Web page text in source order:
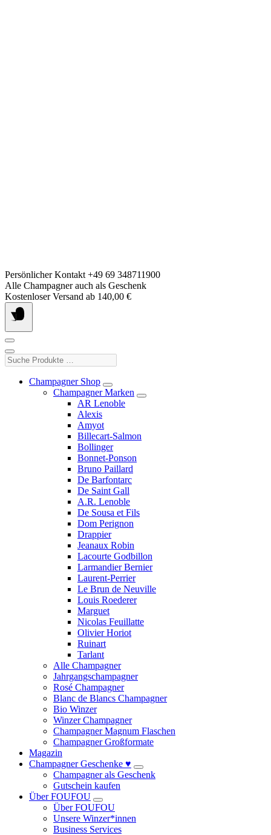
Springe
zum
Inhalt
Persönlicher Kontakt +49 69 348711900
Alle Champagner auch als Geschenk
Kostenloser Versand ab 140,00 €
Suche
Produkte
Champagner Shop
Champagner Marken
AR Lenoble
Alexis
Amyot
Billecart-Salmon
Bollinger
Bonnet-Ponson
Bruno Paillard
De Barfontarc
De Saint Gall
A.R. Lenoble
De Sousa et Fils
Dom Perignon
Drappier
Jeanaux Robin
Lacourte Godbillon
Larmandier Bernier
Laurent-Perrier
Le Brun de Neuville
Louis Roederer
Marguet
Nicolas Feuillatte
Olivier Horiot
Ruinart
Tarlant
Alle Champagner
Jahrgangschampagner
Rosé Champagner
Blanc de Blancs Champagner
Bio Winzer
Winzer Champagner
Champagner Magnum Flaschen
Champagner Großformate
Magazin
Champagner Geschenke ♥
Champagner als Geschenk
Gutschein kaufen
Über FOUFOU
Über FOUFOU
Unsere Winzer*innen
Business Services